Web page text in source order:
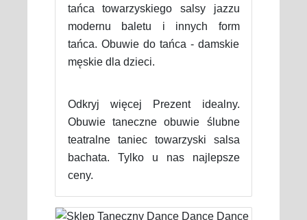
tańca towarzyskiego salsy jazzu
modernu baletu i innych form
tańca. Obuwie do tańca - damskie
męskie dla dzieci.
Odkryj więcej Prezent idealny.
Obuwie taneczne obuwie ślubne
teatralne taniec towarzyski salsa
bachata. Tylko u nas najlepsze
ceny.